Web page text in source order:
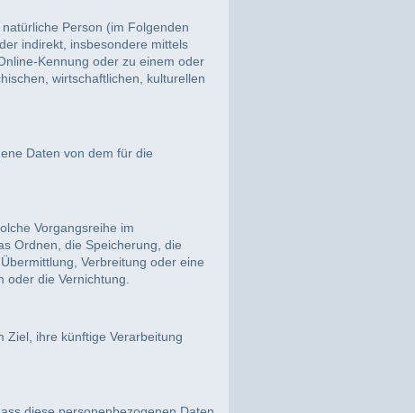
Person (im Folgenden
indirekt, insbesondere mittels
Kennung oder zu einem oder
wirtschaftlichen, kulturellen
Daten von dem für die
Vorgangsreihe im
Ordnen, die Speicherung, die
Verbreitung oder eine
die Vernichtung.
Ziel, ihre künftige Verarbeitung